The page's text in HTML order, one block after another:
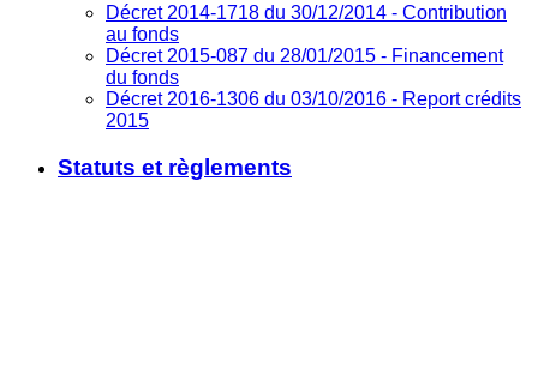
Décret 2014-1718 du 30/12/2014 - Contribution
au fonds
Décret 2015-087 du 28/01/2015 - Financement
du fonds
Décret 2016-1306 du 03/10/2016 - Report crédits
2015
Statuts et règlements